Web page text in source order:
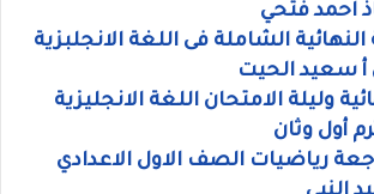
احمد فتحي
الشاملة فى اللغة الانجلبزية
أ سعيد الحيت
وليلة الامتحان اللغة الانجليزية
أول وثان
رياضيات الصف الاول الاعدادي